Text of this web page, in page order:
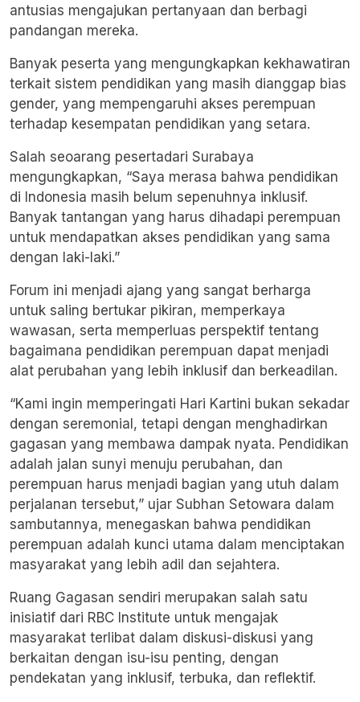
antusias mengajukan pertanyaan dan berbagi
pandangan mereka.
Banyak peserta yang mengungkapkan kekhawatiran
terkait sistem pendidikan yang masih dianggap bias
gender, yang mempengaruhi akses perempuan
terhadap kesempatan pendidikan yang setara.
Salah seoarang pesertadari Surabaya
mengungkapkan, “Saya merasa bahwa pendidikan
di Indonesia masih belum sepenuhnya inklusif.
Banyak tantangan yang harus dihadapi perempuan
untuk mendapatkan akses pendidikan yang sama
dengan laki-laki.”
Forum ini menjadi ajang yang sangat berharga
untuk saling bertukar pikiran, memperkaya
wawasan, serta memperluas perspektif tentang
bagaimana pendidikan perempuan dapat menjadi
alat perubahan yang lebih inklusif dan berkeadilan.
“Kami ingin memperingati Hari Kartini bukan sekadar
dengan seremonial, tetapi dengan menghadirkan
gagasan yang membawa dampak nyata. Pendidikan
adalah jalan sunyi menuju perubahan, dan
perempuan harus menjadi bagian yang utuh dalam
perjalanan tersebut,” ujar Subhan Setowara dalam
sambutannya, menegaskan bahwa pendidikan
perempuan adalah kunci utama dalam menciptakan
masyarakat yang lebih adil dan sejahtera.
Ruang Gagasan sendiri merupakan salah satu
inisiatif dari RBC Institute untuk mengajak
masyarakat terlibat dalam diskusi-diskusi yang
berkaitan dengan isu-isu penting, dengan
pendekatan yang inklusif, terbuka, dan reflektif.